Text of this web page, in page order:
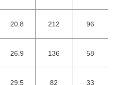
20.8 212 96
26.9 136 58
29.5 82 33